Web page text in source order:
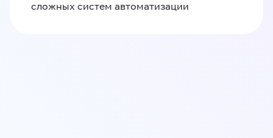
сложных систем автоматизации